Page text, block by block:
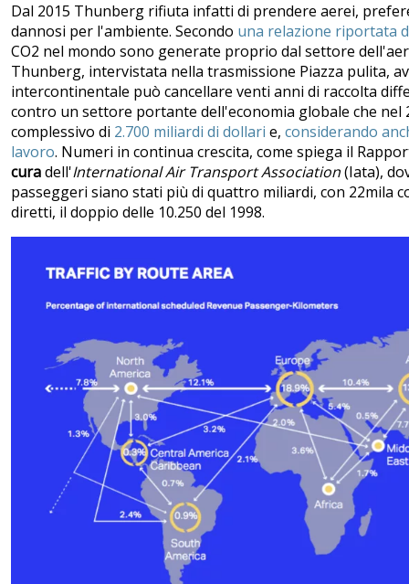
Dal 2015 Thunberg rifiuta infatti di prendere aerei,
dannosi per l'ambiente. Secondo una relazione riportata
CO2 nel mondo sono generate proprio dal settore
Thunberg, intervistata nella trasmissione Piazza pulita,
intercontinentale può cancellare venti anni di raccolta
contro un settore portante dell'economia globale che
complessivo di 2.700 miliardi di dollari e, considerando
lavoro. Numeri in continua crescita, come spiega il
curadell'International Air Transport Association(Iata),
passeggeri siano stati più di quattro miliardi, con 22mila
diretti, il doppio delle 10.250 del 1998.